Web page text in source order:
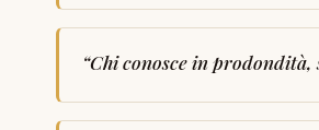
“Chi conosce in prodondità,